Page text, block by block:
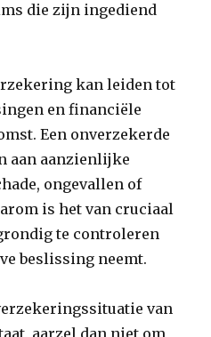
die zijn ingediend
kan leiden tot
en financiële
Een onverzekerde
aan aanzienlijke
ongevallen of
is het van cruciaal
te controleren
beslissing neemt.
van
aarzel dan niet om